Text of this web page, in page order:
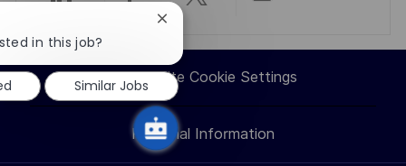
via
LinkedIn
Share
Facebook
Share
via
twitter
via
email
Career Site Cookie Settings
Personal Information
in this job?
Close
notification
Similar Jobs